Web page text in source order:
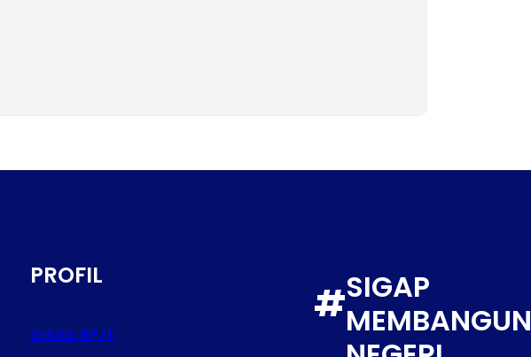
PROFIL
Sekilas BPJT
#SIGAP
MEMBANGUN